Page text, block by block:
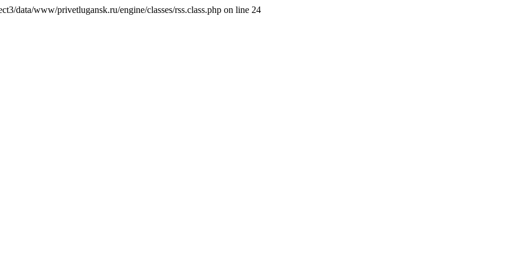
data/www/privetlugansk.ru/engine/classes/rss.class.php on line 24